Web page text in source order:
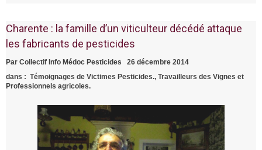
sommes nous ?
Pesticides et sur ce site.
Photos des méthodes de traitements des
vignes sur le Médoc.
Sylvie Berger : condamnation employeur
pour faute inexcusable dans intoxication aux
pesticides.
Les vins de Bordeaux à la peine : sans
surprise ni larmes.
31 mai 2011-31 mai 2019 : 8 ans de lutte
contre les pesticides.
Médoc-Pesticides : Travailleurs des vignes-
Habitants-Enfants scolarisés à côté vignes-
TOUS EXPOSES TOUS VICTIMES ! !
Analyse vin Château Vernous : le goût de
l’interdit.
Convention Collective applicable à tous les
Charente : la famille d’un viticulteur décédé attaque
les fabricants de pesticides
Par Collectif Info Médoc Pesticides
26 décembre 2014
dans : Témoignages de Victimes Pesticides., Travailleurs des Vignes et
Professionnels agricoles.